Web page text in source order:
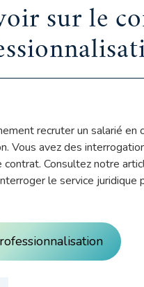
sur le
recruter un salarié en
Vous avez des
Consultez notre
le service juridique